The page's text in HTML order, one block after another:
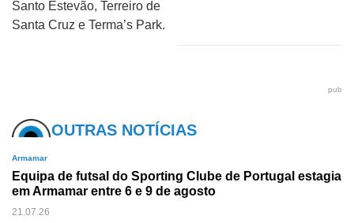
Santo Estevão, Terreiro de
Santa Cruz e Terma’s Park.
pub
OUTRAS NOTÍCIAS
Armamar
Equipa de futsal do Sporting Clube de Portugal estagia
em Armamar entre 6 e 9 de agosto
21.07.26